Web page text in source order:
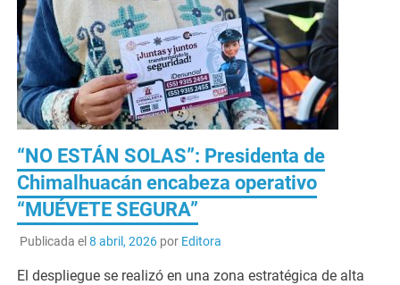
“NO ESTÁN SOLAS”: Presidenta de
Chimalhuacán encabeza operativo
“MUÉVETE SEGURA”
Publicada el 8 abril, 2026por Editora
El despliegue se realizó en una zona estratégica de alta